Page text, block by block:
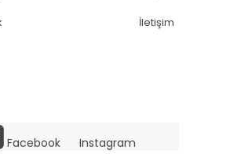
İletişim
Facebook Instagram